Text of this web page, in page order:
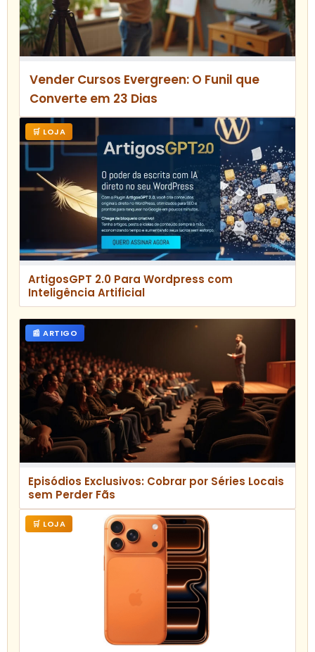
Vender Cursos Evergreen: O Funil que
Converte em 23 Dias
🛒 LOJA
ArtigosGPT 2.0 Para Wordpress com
Inteligência Artificial
📰 ARTIGO
Episódios Exclusivos: Cobrar por Séries Locais
sem Perder Fãs
🛒 LOJA